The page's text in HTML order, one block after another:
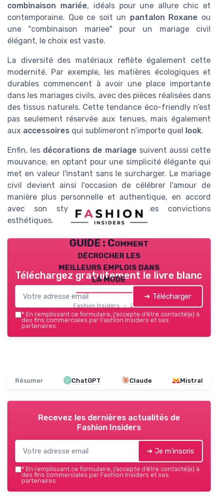
combinaison mariée, idéals pour une allure chic et
contemporaine. Que ce soit un pantalon Roxane ou
une "combinaison mariee" pour un mariage civil
élégant, le choix est vaste.
La diversité des matériaux reflète également cette
modernité. Par exemple, les matières écologiques et
durables commencent à avoir une place importante
dans les mariages civils, avec des pièces réalisées dans
des tissus naturels. Cette tendance éco-friendly n’est
pas seulement réservée aux tenues, mais également
aux accessoires qui sublimeront n’importe quel look.
Enfin, les décorations de mariage suivent aussi cette
mouvance, en optant pour une simplicité élégante qui
met en valeur l'instant sans le surcharger. Le mariage
civil devient ainsi l'occasion de célébrer l'amour de
manière plus personnelle et authentique, en accord
avec son style personnel et ses convictions
esthétiques.
GUIDE : Comment
décrocher les
meilleurs emplois dans
la mode
Fashion Insiders — 2026
Téléchargez gratuitement le livre blanc
➔ Télécharger
* En remplissant ce formulaire, j’accepte d’être contacté(e) à
des fins commerciales par Fashion Insiders et ses
partenaires.
Résumer ChatGPT Claude Mistral
Recevez les dernières actualités de
Fashion Insiders
➔ Je m'inscris
* En remplissant ce formulaire, j’accepte d’être contacté(e) à
des fins commerciales par Fashion Insiders et ses
partenaires.